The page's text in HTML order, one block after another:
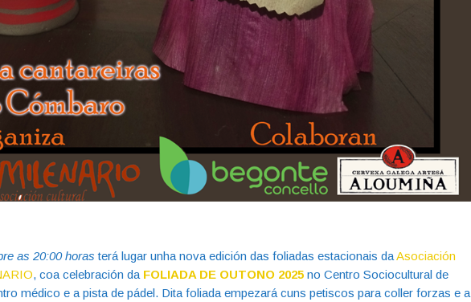
as 20:00 horas terá lugar unha nova edición das foliadas estacionais daAsociación
, coa celebración da FOLIADA DE OUTONO 2025 no Centro Sociocultural de
médico e a pista de pádel. Dita foliada empezará cuns petiscos para coller forzas e a